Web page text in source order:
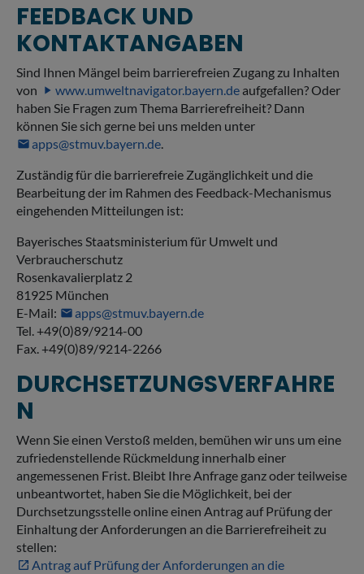
FEEDBACK UND
KONTAKTANGABEN
Sind Ihnen Mängel beim barrierefreien Zugang zu Inhalten
von
www.umweltnavigator.bayern.deaufgefallen? Oder
haben Sie Fragen zum Thema Barrierefreiheit? Dann
können Sie sich gerne bei uns melden unter
apps@stmuv.bayern.de.
Zuständig für die barrierefreie Zugänglichkeit und die
Bearbeitung der im Rahmen des Feedback-Mechanismus
eingehenden Mitteilungen ist:
Bayerisches Staatsministerium für Umwelt und
Verbraucherschutz
Rosenkavalierplatz 2
81925 München
E-Mail:
apps@stmuv.bayern.de
Tel. +49(0)89/9214-00
Fax. +49(0)89/9214-2266
DURCHSETZUNGSVERFAHRE
N
Wenn Sie einen Verstoß melden, bemühen wir uns um eine
zufriedenstellende Rückmeldung innerhalb einer
angemessenen Frist. Bleibt Ihre Anfrage ganz oder teilweise
unbeantwortet, haben Sie die Möglichkeit, bei der
Durchsetzungsstelle online einen Antrag auf Prüfung der
Einhaltung der Anforderungen an die Barrierefreiheit zu
stellen:
Antrag auf Prüfung der Anforderungen an die